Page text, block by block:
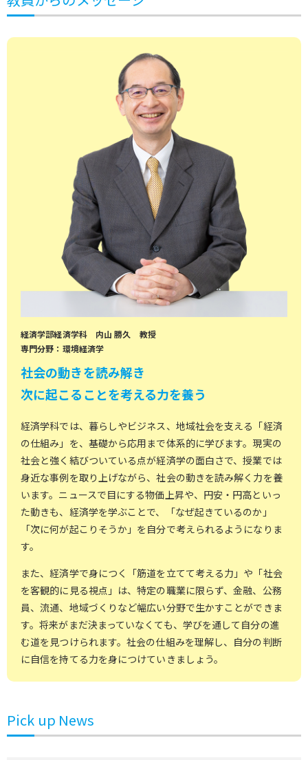
基礎能力
言語と社会
健康科学
キャリア入門
ミクロ経済学
政治学
現代経済コース
経済学の知識で、人が幸せに暮らせる社会を創る
2年生・3年生
キャリア科目
キャリア基礎論 キャリア実践論
学部共通科目
基礎統計学
経済数学
公務員特別演習Ⅱ
企業論特別講義
経済特別演習Ⅰ
研究演習Ⅱ など
学科専門科目
マクロ経済学
金融論
公共政策論
地域情報処理
経済情報処理Ⅰ
地域経済論
国際経済論
海外経済事情
医療経済論
公共経済論
国際金融論
産業経済
4年生
学部共通科目
研究演習Ⅲ 卒業論文 公務員特別演習Ⅵ
地域まちづくりコース
経済学部経済学科 内山 勝久 教授
専門分野：環境経済学
社会の動きを読み解き
次に起こることを考える力を養う
経済学科では、暮らしやビジネス、地域社会を支える「経済
の仕組み」を、基礎から応用まで体系的に学びます。現実の
社会と強く結びついている点が経済学の面白さで、授業では
身近な事例を取り上げながら、社会の動きを読み解く力を養
います。ニュースで目にする物価上昇や、円安・円高といっ
た動きも、経済学を学ぶことで、「なぜ起きているのか」
「次に何が起こりそうか」を自分で考えられるようになりま
す。
また、経済学で身につく「筋道を立てて考える力」や「社会
を客観的に見る視点」は、特定の職業に限らず、金融、公務
員、流通、地域づくりなど幅広い分野で生かすことができま
す。将来がまだ決まっていなくても、学びを通して自分の進
む道を見つけられます。社会の仕組みを理解し、自分の判断
に自信を持てる力を身につけていきましょう。
Pick up News